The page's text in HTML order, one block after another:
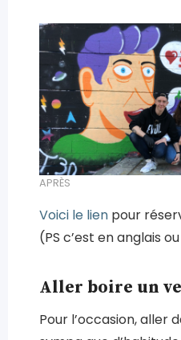
APRÈS
Voici le lienpour
(PS c’est en anglais
Aller boire un
Pour l’occasion, aller